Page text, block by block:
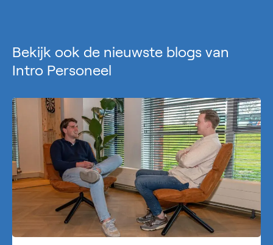
Bekijk ook de nieuwste blogs van
Intro Personeel